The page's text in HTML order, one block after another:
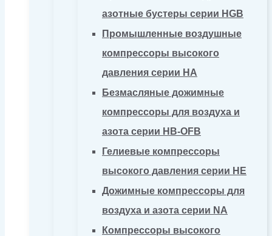
азотные бустеры серии HGB
Промышленные воздушные
компрессоры высокого
давления серии HA
Безмасляные дожимные
компрессоры для воздуха и
азота серии HB-OFB
Гелиевые компрессоры
высокого давления серии HE
Дожимные компрессоры для
воздуха и азота серии NA
Компрессоры высокого